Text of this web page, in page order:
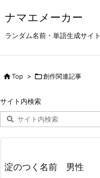
ナマエメーカー
ランダム名前・単語生成サイト
Top > 創作関連記事
サイト内検索
淀のつく名前 男性